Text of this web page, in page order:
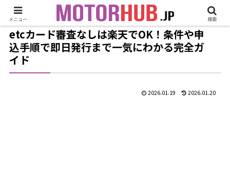
etcカード審査なしは楽天でOK！条件や申
込手順で即日発行まで一気にわかる完全ガ
イド
2026.01.19 2026.01.20
メニュー 検索